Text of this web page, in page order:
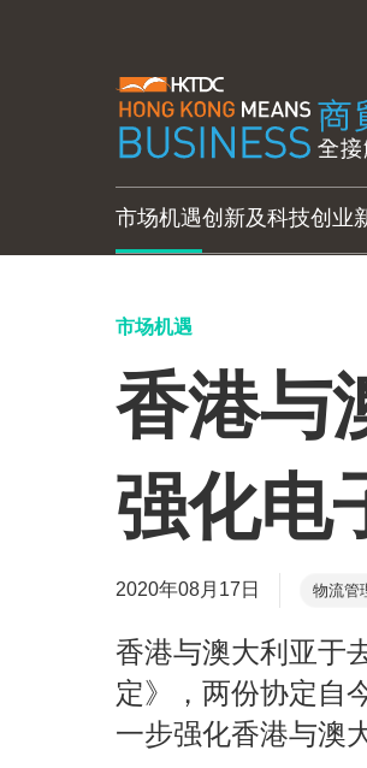
市场机遇创新及科技创业
市场机遇
香港与
强化电
2020年08月17日 物流管
香港与澳大利亚于
定》，两份协定自
一步强化香港与澳